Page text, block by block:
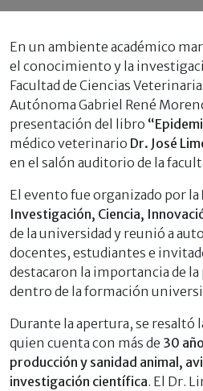
En un ambiente académico
el conocimiento y la
Facultad de Ciencias
Autónoma Gabriel René
presentación del libro
médico veterinario Dr. José
en el salón auditorio de la
El evento fue organizado por la
Investigación, Ciencia,
de la universidad y reunió a
docentes, estudiantes e
destacaron la importancia de
dentro de la formación
Durante la apertura, se resaltó
quien cuenta con más de 30
producción y sanidad animal,
investigación científica. El Dr.